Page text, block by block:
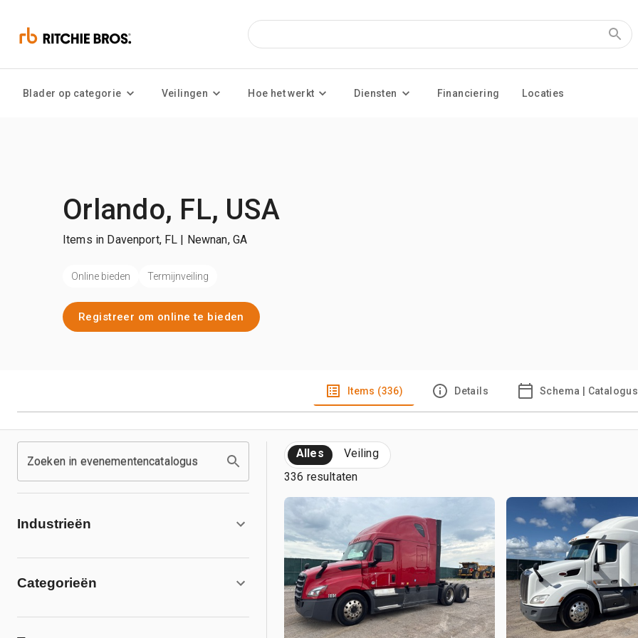
Blader op categorie Veilingen Hoe het werkt Diensten Financiering Locaties
Orlando, FL, USA
Items in Davenport, FL | Newnan, GA
Online bieden Termijnveiling
Registreer om online te bieden
Items (336) Details Schema | Catalogus
Zoeken in evenementencatalogus
Industrieën
Categorieën
Alles
Veiling
336 resultaten